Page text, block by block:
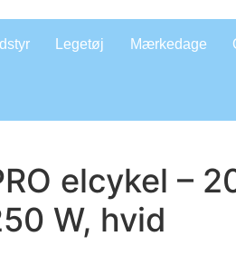
Legetøj Mærkedage
elcykel –
W, hvid